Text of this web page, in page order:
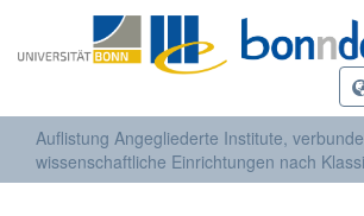
Auflistung Angegliederte Institute,
wissenschaftliche Einrichtungen nach